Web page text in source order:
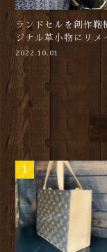
ランドセルを創作鞄
ジナル革小物にリメ
2022.10.01